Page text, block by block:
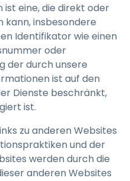
ist eine, die direkt oder
insbesondere
Identifikator wie einen
oder
der durch unsere
ist auf den
Dienste beschränkt,
ist.
zu anderen Websites
und der
werden durch die
anderen Websites